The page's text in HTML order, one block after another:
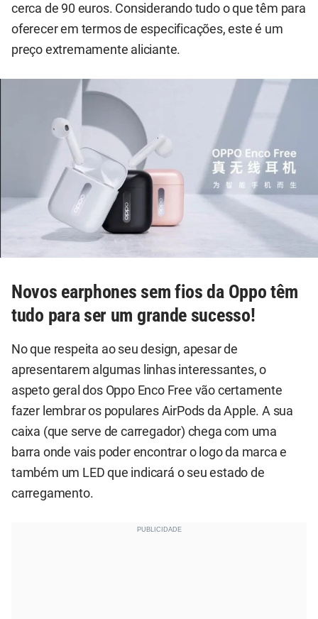
cerca de 90 euros. Considerando tudo o que têm para
oferecer em termos de especificações, este é um
preço extremamente aliciante.
Novos earphones sem fios da Oppo têm
tudo para ser um grande sucesso!
No que respeita ao seu design, apesar de
apresentarem algumas linhas interessantes, o
aspeto geral dos Oppo Enco Free vão certamente
fazer lembrar os populares AirPods da Apple. A sua
caixa (que serve de carregador) chega com uma
barra onde vais poder encontrar o logo da marca e
também um LED que indicará o seu estado de
carregamento.